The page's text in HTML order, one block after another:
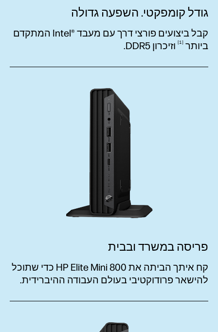
גודל קומפקטי. השפעה גדולה
קבל ביצועים פורצי דרך עם מעבד Intel®‎ המתקדם
ביותר
1 וזיכרון DDR5.
פריסה במשרד ובבית
קח איתך הביתה את HP Elite Mini 800 כדי שתוכל
להישאר פרודוקטיבי בעולם העבודה ההיברידית.